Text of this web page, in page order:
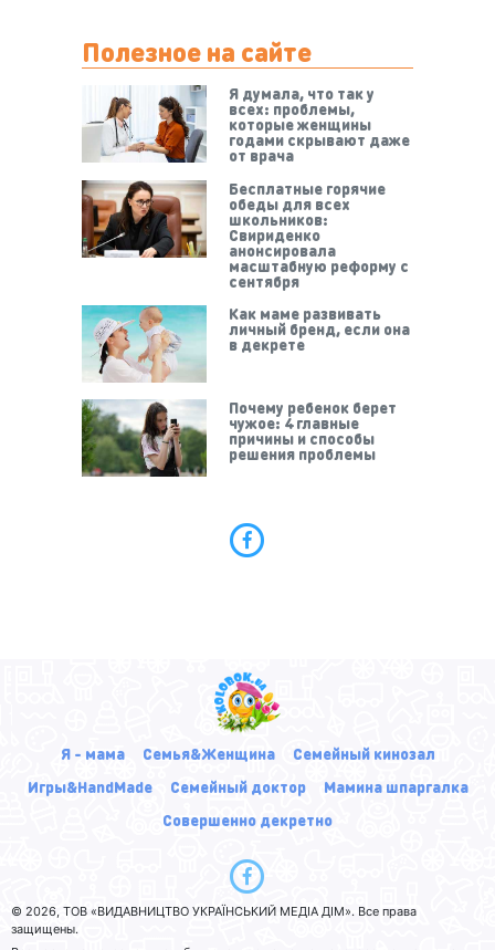
Полезное на сайте
Я думала, что так у
всех: проблемы,
которые женщины
годами скрывают даже
от врача
Бесплатные горячие
обеды для всех
школьников:
Свириденко
анонсировала
масштабную реформу с
сентября
Как маме развивать
личный бренд, если она
в декрете
Почему ребенок берет
чужое: 4 главные
причины и способы
решения проблемы
Я - мама Семья&Женщина
Семейный кинозал
Игры&HandMade
Семейный доктор
Мамина шпаргалка
Совершенно декретно
© 2026, ТОВ «ВИДАВНИЦТВО УКРАЇНСЬКИЙ МЕДІА ДІМ». Все права
защищены.